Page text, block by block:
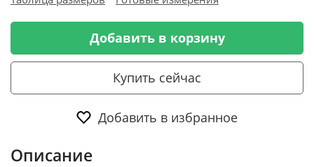
Добавить в корзину
Купить сейчас
Добавить в избранное
Описание